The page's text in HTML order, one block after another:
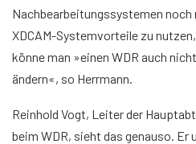
Nachbearbeitungssystemen
XDCAM-Systemvorteile zu
könne man »einen WDR auch
ändern«, so Herrmann.
Reinhold Vogt, Leiter der
beim WDR, sieht das genauso.